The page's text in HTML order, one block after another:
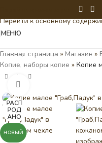
Перейти к основному
МЕНЮ
Главная страница » Магазин »
Копие, наборы копие » Копие
РАСП
РОД
АНО
НОВЫЙ